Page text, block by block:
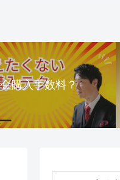
金購入手数料？